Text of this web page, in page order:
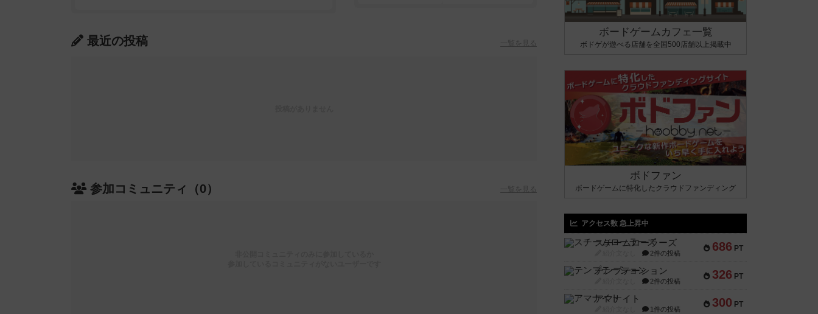
最近の投稿 一覧を見る
参加コミュニティ（0） 一覧を見る
ボードゲームカフェ一覧
ボドゲが遊べる店舗を全国500店舗以上掲載中
ボドファン
ボードゲームに特化したクラウドファンディング
アクセス数 急上昇中
686 PT
スチームローラーズ
2件の投稿
326 PT
テンプテーション
2件の投稿
300 PT
アマナイト
1件の投稿